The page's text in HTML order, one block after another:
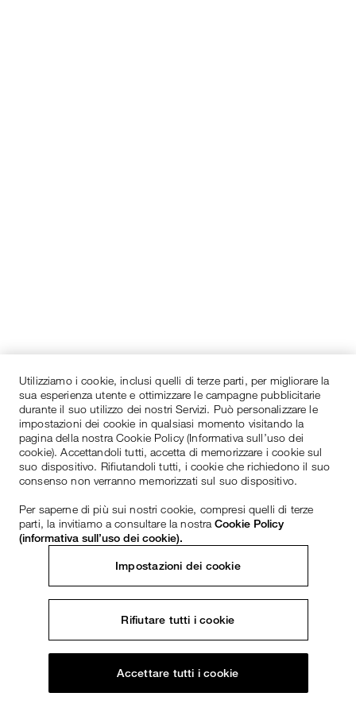
Utilizziamo i cookie, inclusi quelli di terze parti, per migliorare la
sua esperienza utente e ottimizzare le campagne pubblicitarie
durante il suo utilizzo dei nostri Servizi. Può personalizzare le
impostazioni dei cookie in qualsiasi momento visitando la
pagina della nostra Cookie Policy (Informativa sull’uso dei
cookie). Accettandoli tutti, accetta di memorizzare i cookie sul
suo dispositivo. Rifiutandoli tutti, i cookie che richiedono il suo
consenso non verranno memorizzati sul suo dispositivo.
Per saperne di più sui nostri cookie, compresi quelli di terze
parti, la invitiamo a consultare la nostraCookie Policy
(informativa sull’uso dei cookie).
Impostazioni dei cookie
Rifiutare tutti i cookie
Accettare tutti i cookie